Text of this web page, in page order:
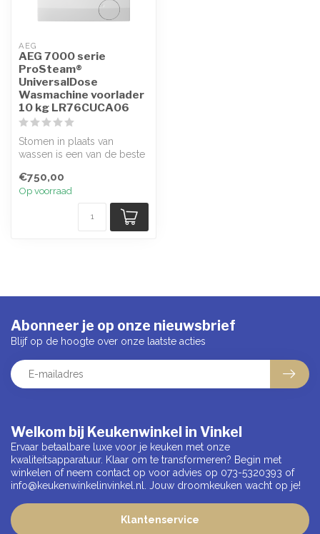
AEG
AEG 7000 serie
ProSteam®
UniversalDose
Wasmachine voorlader
10 kg LR76CUCA06
Stomen in plaats van
wassen is een van de beste
frissen...
€750,00
Op voorraad
Welkom bij Keukenwinkel in Vinkel
Ervaar betaalbare luxe voor je keuken met onze
kwaliteitsapparatuur. Klaar om te transformeren? Begin met
winkelen of neem contact op voor advies op 073-5320393 of
info@keukenwinkelinvinkel.nl
. Jouw droomkeuken wacht op je!
Klantenservice
Abonneer je op onze nieuwsbrief
Blijf op de hoogte over onze laatste acties